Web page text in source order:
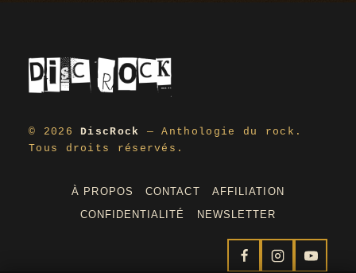
© 2026DiscRock
— Anthologie du rock.
Tous droits réservés.
À PROPOS CONTACT
AFFILIATION
CONFIDENTIALITÉ
NEWSLETTER